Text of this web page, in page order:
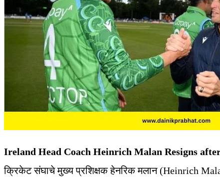
Ireland Head Coach Heinrich Malan Resigns
क्रिकेट संघाचे मुख्य प्रशिक्षक हेनरिक मलान (Heinrich